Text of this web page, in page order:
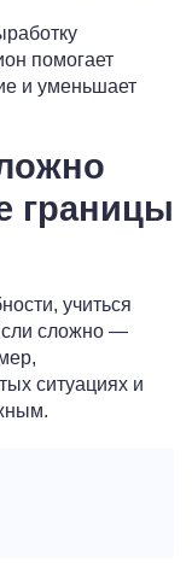
помогает
и уменьшает
границы
учиться
сложно —
ситуациях и